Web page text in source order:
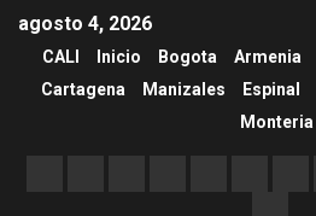
agosto 4, 2026
CALI Inicio Bogota Armenia
Cartagena
Manizales Espinal
Monteria